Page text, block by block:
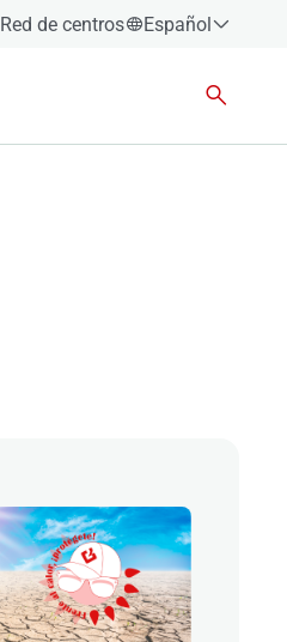
Red de centros
Español